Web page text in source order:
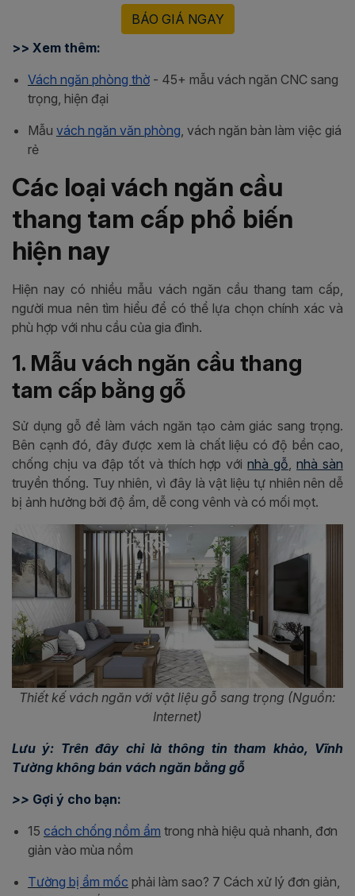
BÁO GIÁ NGAY
>> Xem thêm:
Vách ngăn phòng thờ - 45+ mẫu vách ngăn CNC sang
trọng, hiện đại
Mẫu vách ngăn văn phòng, vách ngăn bàn làm việc giá
rẻ
Các loại vách ngăn cầu
thang tam cấp phổ biến
hiện nay
Hiện nay có nhiều mẫu vách ngăn cầu thang tam cấp,
người mua nên tìm hiểu để có thể lựa chọn chính xác và
phù hợp với nhu cầu của gia đình.
1. Mẫu vách ngăn cầu thang
tam cấp bằng gỗ
Sử dụng gỗ để làm vách ngăn tạo cảm giác sang trọng.
Bên cạnh đó, đây được xem là chất liệu có độ bền cao,
chống chịu va đập tốt và thích hợp vớinhà gỗ,nhà sàn
truyền thống. Tuy nhiên, vì đây là vật liệu tự nhiên nên dễ
bị ảnh hưởng bởi độ ẩm, dễ cong vênh và có mối mọt.
Thiết kế vách ngăn với vật liệu gỗ sang trọng (Nguồn:
Internet)
Lưu ý: Trên đây chỉ là thông tin tham khảo, Vĩnh
Tường không bán vách ngăn bằng gỗ
>> Gợi ý cho bạn:
15 cách chống nồm ẩm trong nhà hiệu quả nhanh, đơn
giản vào mùa nồm
Tường bị ẩm mốc phải làm sao? 7 Cách xử lý đơn giản,